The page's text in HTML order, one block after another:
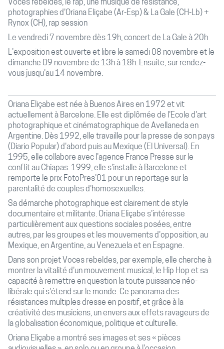
Voces rebeldes, le rap, une musique de résistance,
photographies d'Oriana Eliçabe (Ar-Esp) & La Gale (CH-Lb) +
Rynox (CH), rap session
Le vendredi 7 novembre dès 19h, concert de La Gale à 20h
L'exposition est ouverte et libre le samedi 08 novembre et le
dimanche 09 novembre de 13h à 18h. Ensuite, sur rendez-
vous jusqu'au 14 novembre.
Oriana Eliçabe est née à Buenos Aires en 1972 et vit
actuellement à Barcelone. Elle est diplômée de l'Ecole d'art
photographique et cinématographique de Avellaneda en
Argentine. Dès 1992, elle travaille pour la presse de son pays
(Diario Popular) d'abord puis au Mexique (El Universal). En
1995, elle collabore avec l'agence France Presse sur le
conflit au Chiapas. 1999, elle s'installe à Barcelone et
remporte le prix FotoPres'01 pour un reportage sur la
parentalité de couples d'homosexuelles.
Sa démarche photographique est clairement de style
documentaire et militante. Oriana Eliçabe s'intéresse
particulièrement aux questions sociales posées, entre
autres, par les groupes et les mouvements d'opposition, au
Mexique, en Argentine, au Venezuela et en Espagne.
Dans son projet Voces rebeldes, par exemple, elle cherche à
montrer la vitalité d'un mouvement musical, le Hip Hop et sa
capacité à remettre en question la toute puissance néo-
libérale qui s'étend sur le monde. Ce panorama des
résistances multiples dresse en positif, et grâce à la
créativité des musiciens, un envers aux effets ravageurs de
la globalisation économique, politique et culturelle.
Oriana Eliçabe a montré ses images et ses « pièces